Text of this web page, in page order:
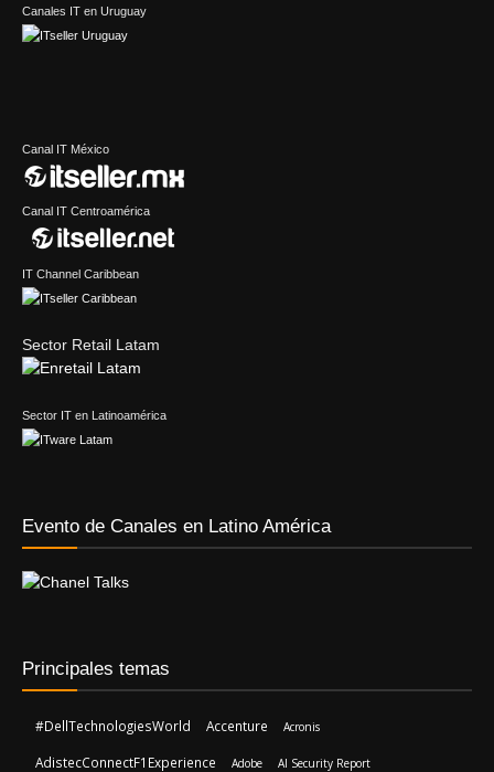
Canales IT en Uruguay
Canal IT México
Canal IT Centroamérica
IT Channel Caribbean
Sector Retail Latam
Sector IT en Latinoamérica
Evento de Canales en Latino América
Principales temas
#DellTechnologiesWorld Accenture Acronis
AdistecConnectF1Experience Adobe AI Security Report